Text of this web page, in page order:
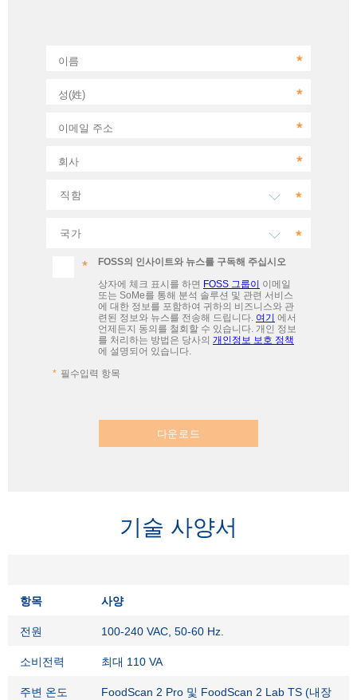
이름
성(姓)
이메일 주소
회사
FOSS의 인사이트와 뉴스를 구독해 주십시오
상자에 체크 표시를 하면 FOSS 그룹이
이메일
또는 SoMe를 통해 분석 솔루션 및 관련 서비스
에 대한 정보를 포함하여 귀하의 비즈니스와 관
련된 정보와 뉴스를 전송해 드립니다. 여기 에서
언제든지 동의를 철회할 수 있습니다. 개인 정보
를 처리하는 방법은 당사의 개인정보 보호 정책
에 설명되어 있습니다.
필수입력 항목
다운로드
기술 사양서
항목 사양
전원 100-240 VAC, 50-60 Hz.
소비전력 최대 110 VA
주변 온도
FoodScan 2 Pro 및 FoodScan 2 Lab TS (내장